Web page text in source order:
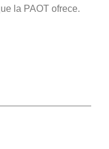
la PAOT ofrece.